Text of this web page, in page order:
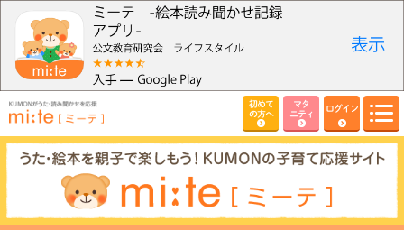
初めて
の方へ
マタ
ニティ
ログイン